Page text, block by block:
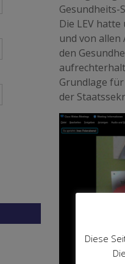
Gesundheits-
Die LEV
und von
den
Grundlage
der
Diese